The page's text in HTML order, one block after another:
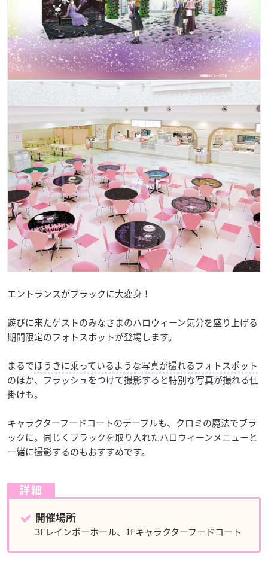
エントランスがブラックに大変身！
遊びに来たゲストのみなさまのハロウィーン気分を盛り上げる
期間限定のフォトスポットが登場します。
まるでほうきに乗っているような写真が撮れるフォトスポット
のほか、フラッシュをつけて撮影すると特別な写真が撮れる仕
掛けも。
キャラクターフードコートのテーブルも、クロミの魔法でブラ
ックに。同じくブラックを取り入れたハロウィーンメニューと
一緒に撮影するのもおすすめです。
詳細
開催場所
3Fレインボーホール、1Fキャラクターフードコート